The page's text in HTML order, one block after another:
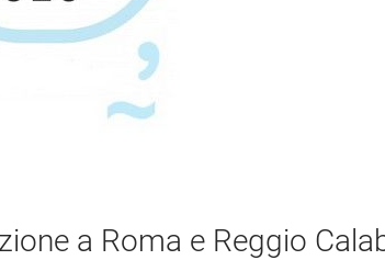
a Roma e Reggio